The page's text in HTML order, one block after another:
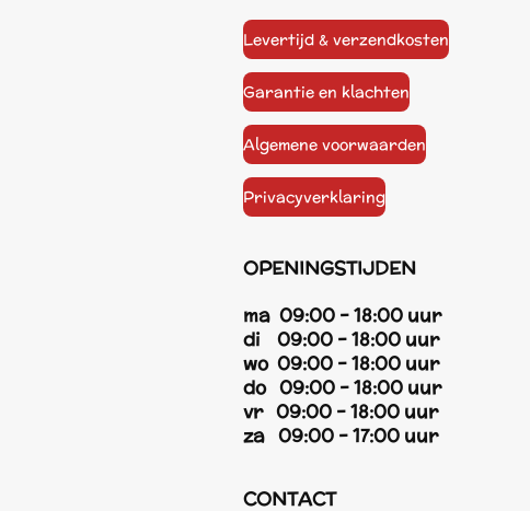
Levertijd & verzendkosten
Garantie en klachten
Algemene voorwaarden
Privacyverklaring
OPENINGSTIJDEN
ma 09:00 - 18:00 uur
di 09:00 - 18:00 uur
wo 09:00 - 18:00 uur
do 09:00 - 18:00 uur
vr 09:00 - 18:00 uur
za 09:00 - 17:00 uur
CONTACT